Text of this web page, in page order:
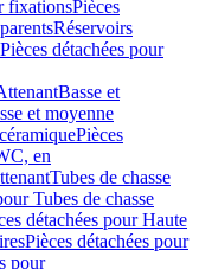
fixationsPièces
Réservoirs
Pièces détachées pour
Basse et
et moyenne
Pièces
en
Tubes de chasse
Tubes de chasse
détachées pour Haute
Pièces détachées pour
pour